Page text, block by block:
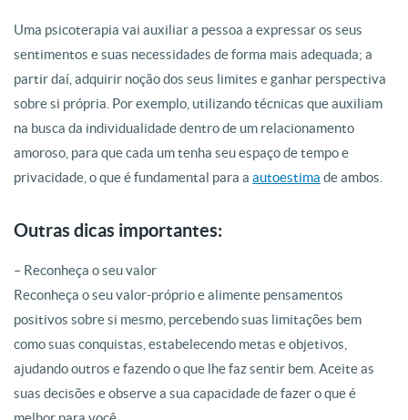
Uma psicoterapia vai auxiliar a pessoa a expressar os seus
sentimentos e suas necessidades de forma mais adequada; a
partir daí, adquirir noção dos seus limites e ganhar perspectiva
sobre si própria. Por exemplo, utilizando técnicas que auxiliam
na busca da individualidade dentro de um relacionamento
amoroso, para que cada um tenha seu espaço de tempo e
privacidade, o que é fundamental para a autoestima de ambos.
Outras dicas importantes:
– Reconheça o seu valor
Reconheça o seu valor-próprio e alimente pensamentos
positivos sobre si mesmo, percebendo suas limitações bem
como suas conquistas, estabelecendo metas e objetivos,
ajudando outros e fazendo o que lhe faz sentir bem. Aceite as
suas decisões e observe a sua capacidade de fazer o que é